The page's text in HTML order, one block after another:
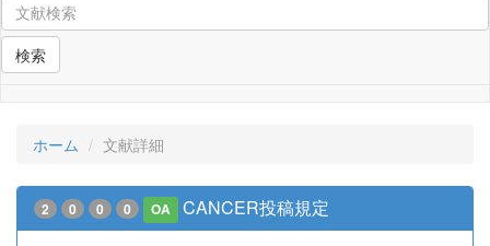
検索
ホーム 文献詳細
2 0 0 0 OA CANCER投稿規定